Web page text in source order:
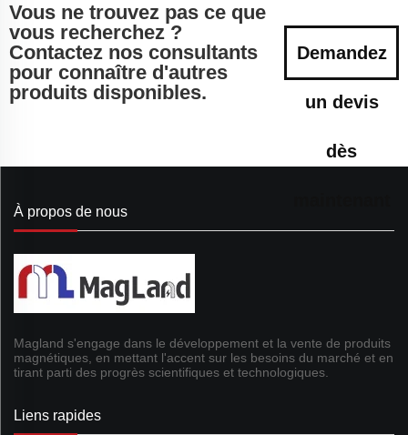
Vous ne trouvez pas ce que
vous recherchez ?
Contactez nos consultants
pour connaître d'autres
produits disponibles.
Demandez
un devis
dès
À propos de nous
Magland s'engage dans le développement et la vente de produits
magnétiques, en mettant l'accent sur les besoins du marché et en
tirant parti des progrès scientifiques et technologiques.
Liens rapides